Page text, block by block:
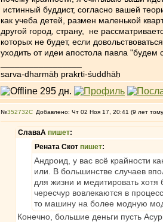
истинный буддист, согласно вашей
как учеба детей, размен маленькой
другой город, страну, не
которых не будет, если
уходить от идеи апостола павла
sarva-dharmāḥ prakṛti-śuddhāḥ
№352732 Добавлено: Чт 02 Ноя 17, 20:41 (9 лет
СлаваА пишет:
Рената Скот пишет:
Андроид, у вас всё крайности
или. В большинстве случаев
для жизни и медитировать
чересчур вовлекаются в
то машину на более модную
Конечно, большие деньги пусть